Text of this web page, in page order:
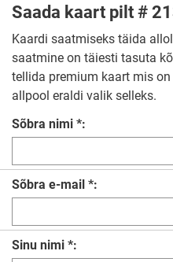
Saada kaart pilt #
Kaardi saatmiseks täida
saatmine on täiesti tasuta
tellida premium kaart mis
allpool eraldi valik selleks.
Sõbra nimi *:
Sõbra e-mail *:
Sinu nimi *: